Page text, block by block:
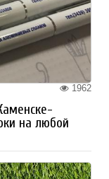
1962
на любой